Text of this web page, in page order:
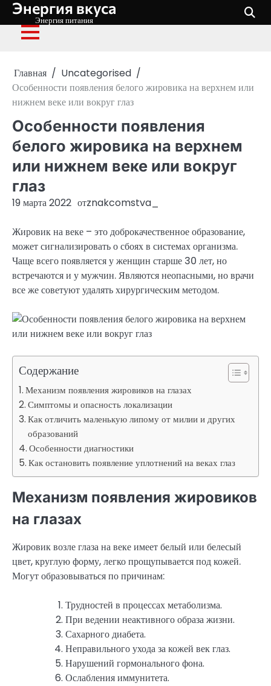
Перейти
содержимому
Энергия вкуса
Энергия питания
Главная
Uncategorised
Особенности появления белого жировика на верхнем или
нижнем веке или вокруг глаз
Особенности появления
белого жировика на верхнем
или нижнем веке или вокруг
глаз
19 марта 2022 отznakcomstva_
Жировик на веке – это доброкачественное образование,
может сигнализировать о сбоях в системах организма.
Чаще всего появляется у женщин старше 30 лет, но
встречаются и у мужчин. Являются неопасными, но врачи
все же советуют удалять хирургическим методом.
Содержание
Механизм появления жировиков на глазах
Симптомы и опасность локализации
Как отличить маленькую липому от милии и других
образований
Особенности диагностики
Как остановить появление уплотнений на веках глаз
Механизм появления жировиков
на глазах
Жировик возле глаза на веке имеет белый или белесый
цвет, круглую форму, легко прощупывается под кожей.
Могут образовываться по причинам:
Трудностей в процессах метаболизма.
При ведении неактивного образа жизни.
Сахарного диабета.
Неправильного ухода за кожей век глаз.
Нарушений гормонального фона.
Ослабления иммунитета.